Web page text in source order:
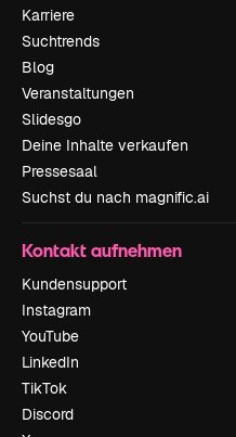
Karriere
Suchtrends
Blog
Veranstaltungen
Slidesgo
Deine Inhalte verkaufen
Pressesaal
Suchst du nach magnific.ai
Kontakt aufnehmen
Kundensupport
Instagram
YouTube
LinkedIn
TikTok
Discord